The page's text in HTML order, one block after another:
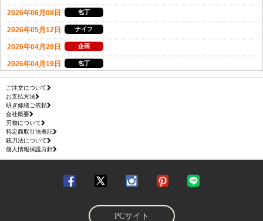
ご注文について
お支払方法
研ぎ修繕ご依頼
会社概要
刃物について
特定商取引法表記
銃刀法について
個人情報保護方針
PCサイト